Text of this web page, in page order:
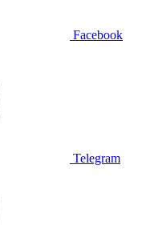
Facebook
Telegram